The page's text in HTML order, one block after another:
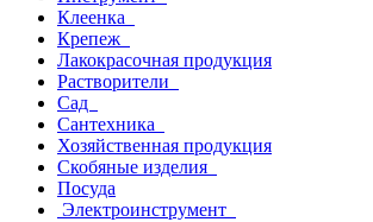
Клеенка
Крепеж
Лакокрасочная продукция
Растворители
Сад
Сантехника
Хозяйственная продукция
Скобяные изделия
Посуда
Электроинструмент